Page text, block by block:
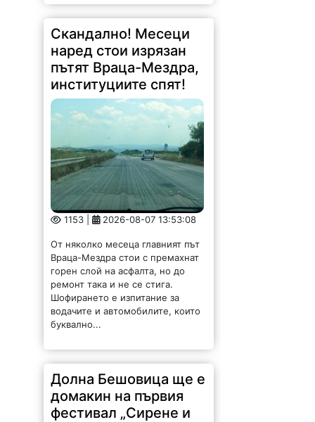
Скандално! Месеци
наред стои изрязан
пътят Враца-Мездра,
институциите спят!
1153 | 2026-08-07 13:53:08
От няколко месеца главният път
горен слой на асфалта, но до
ремонт така и не се стига.
Шофирането е изпитание за
водачите и автомобилите, които
буквално...
Долна Бешовица ще е
домакин на първия
фестивал „Сирене и
занаяти“